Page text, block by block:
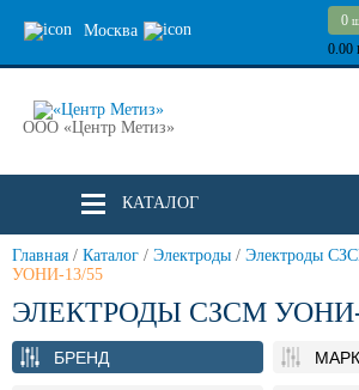
Москва
0
0.00
ООО «Центр Метиз»
КАТАЛОГ
Главная / Каталог / Электроды / Электроды
УОНИ-13/55
ЭЛЕКТРОДЫ СЗСМ УОНИ-
БРЕНД